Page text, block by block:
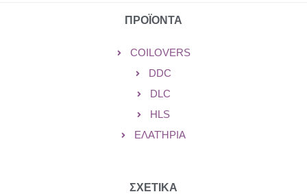
ΠΡΟΪΟΝΤΑ
COILOVERS
DDC
DLC
HLS
ΕΛΑΤΉΡΙΑ
ΣΧΕΤΙΚΑ